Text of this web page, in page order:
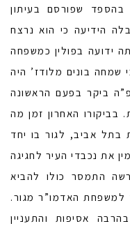
שפורסם בעיתון
לאחר שהתקבלה הידיעה כי הוא נרצח
ידועה בפולין כמשפחה
שמחה בונים מלודז’ היה
ביקר בפעם הראשונה
בביקורו האחרון זמן מה
בתל אביב, לגור בו יחד
את נכבדי העיר לחגיגה
התמסר כולו להביא
למשפחת האדמו”ר מגור.
אסיפות והתעניין